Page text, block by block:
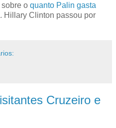
o quanto Palin gasta
Hillary Clinton passou por
Cruzeiro e